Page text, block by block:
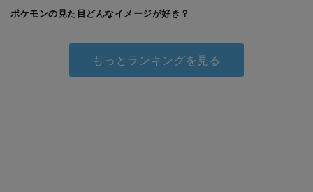
ポケモンの見た目どんなイメージが好き？
もっとランキングを見る